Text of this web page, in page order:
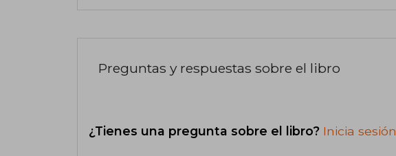
Preguntas y respuestas sobre el libro
¿Tienes una pregunta sobre el libro? Inicia sesión